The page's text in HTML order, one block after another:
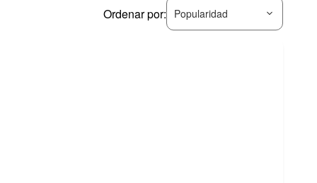
Ordenar por: Popularidad